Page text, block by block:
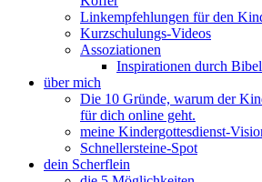
Linkempfehlungen für den
Kurzschulungs-Videos
Assoziationen
Inspirationen durch
über mich
Die 10 Gründe, warum der
für dich online geht.
meine Kindergottesdienst-
Schnellersteine-Spot
dein Scherflein